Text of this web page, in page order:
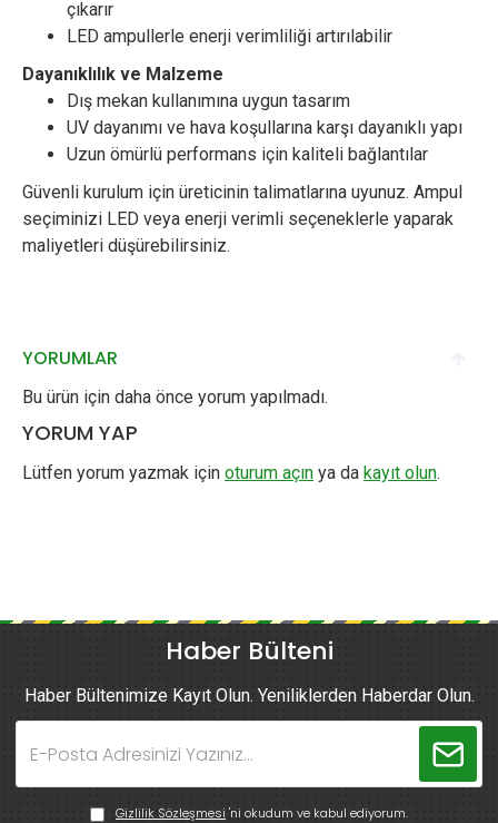
çıkarır
LED ampullerle enerji verimliliği artırılabilir
Dayanıklılık ve Malzeme
Dış mekan kullanımına uygun tasarım
UV dayanımı ve hava koşullarına karşı dayanıklı yapı
Uzun ömürlü performans için kaliteli bağlantılar
Güvenli kurulum için üreticinin talimatlarına uyunuz. Ampul
seçiminizi LED veya enerji verimli seçeneklerle yaparak
maliyetleri düşürebilirsiniz.
YORUMLAR
Bu ürün için daha önce yorum yapılmadı.
YORUM YAP
Lütfen yorum yazmak için oturum açın ya da kayıt olun.
Haber Bülteni
Haber Bültenimize Kayıt Olun. Yeniliklerden Haberdar Olun.
Gizlilik Sözleşmesi 'ni okudum ve kabul ediyorum.